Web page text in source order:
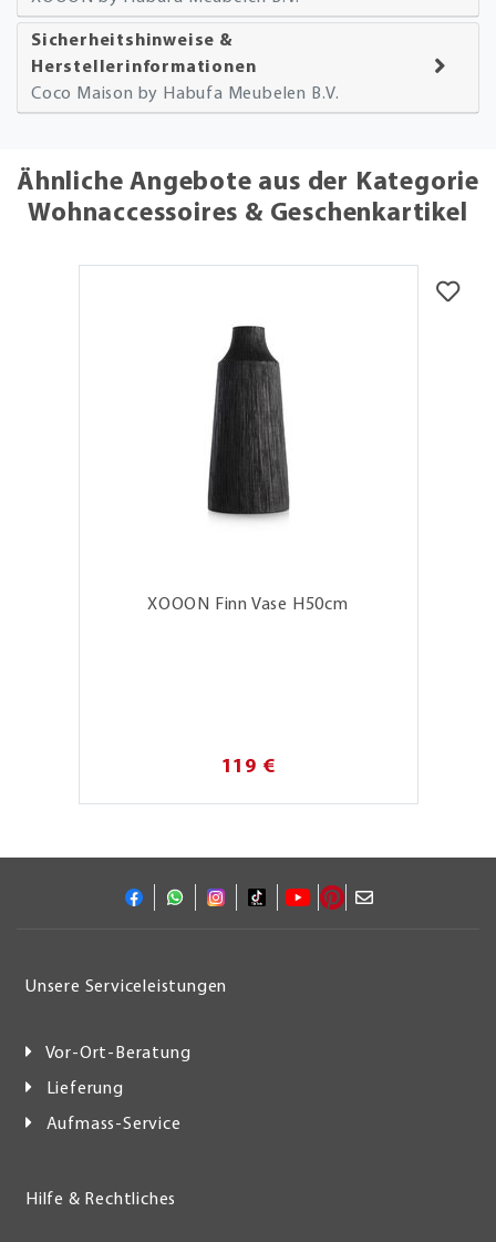
Sicherheitshinweise &
Herstellerinformationen
Coco Maison by Habufa Meubelen B.V.
Ähnliche Angebote aus der Kategorie
Wohnaccessoires & Geschenkartikel
XOOON Finn Vase H50cm
119 €
Unsere Serviceleistungen
Vor-Ort-Beratung
Lieferung
Aufmass-Service
Hilfe & Rechtliches